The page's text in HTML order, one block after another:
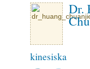
Dr.
kinesiska